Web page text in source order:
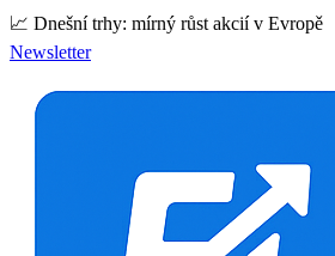
📈 Dnešní trhy: mírný růst akcií v Evropě
Newsletter